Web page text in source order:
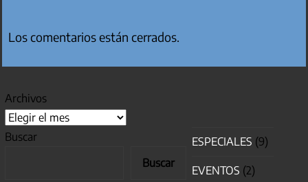
Los comentarios están cerrados.
Archivos
Buscar
Buscar
ESPECIALES (9)
EVENTOS (2)